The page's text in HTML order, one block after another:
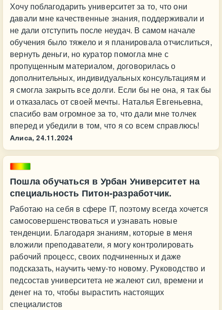
Хочу поблагодарить университет за то, что они
давали мне качественные знания, поддерживали и
не дали отступить после неудач. В самом начале
обучения было тяжело и я планировала отчислиться,
вернуть деньги, но куратор помогла мне с
пропущенным материалом, договорилась о
дополнительных, индивидуальных консультациям и
я смогла закрыть все долги. Если бы не она, я так бы
и отказалась от своей мечты. Наталья Евгеньевна,
спасибо вам огромное за то, что дали мне толчек
вперед и убедили в том, что я со всем справлюсь!
Алиса, 24.11.2024
Пошла обучаться в Урбан Университет на
специальность Питон-разработчик.
Работаю на себя в сфере IT, поэтому всегда хочется
самосовершенствоваться и узнавать новые
тенденции. Благодаря знаниям, которые в меня
вложили преподаватели, я могу контролировать
рабочий процесс, своих подчиненных и даже
подсказать, научить чему-то новому. Руководство и
педсостав университета не жалеют сил, времени и
денег на то, чтобы вырастить настоящих
специалистов